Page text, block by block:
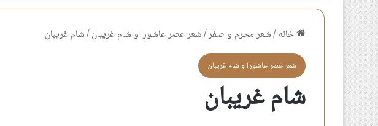
خانه/شعر محرم و صفر/شعر عصر عاشورا و شام غريبان/شام غریبان
شعر عصر عاشورا و شام غريبان
شام غریبان